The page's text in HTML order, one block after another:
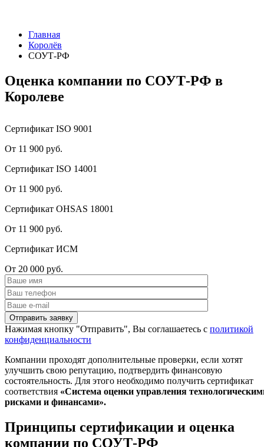
Главная
Королёв
СОУТ-РФ
Оценка компании по СОУТ-РФ в
Королеве
Сертификат ISO 9001
От 11 900 руб.
Сертификат ISO 14001
От 11 900 руб.
Сертификат OHSAS 18001
От 11 900 руб.
Сертификат ИСМ
От 20 000 руб.
Нажимая кнопку "Отправить", Вы соглашаетесь с политикой
конфиденциальности
Компании проходят дополнительные проверки, если хотят
улучшить свою репутацию, подтвердить финансовую
состоятельность. Для этого необходимо получить сертификат
соответствия «Система оценки управления
рисками и финансами».
Принципы сертификации и оценка
компании по СОУТ-РФ